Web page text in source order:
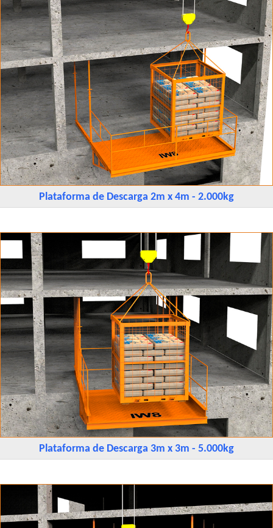
Plataforma de Descarga 2m x 4m - 2.000kg
Plataforma de Descarga 3m x 3m - 5.000kg